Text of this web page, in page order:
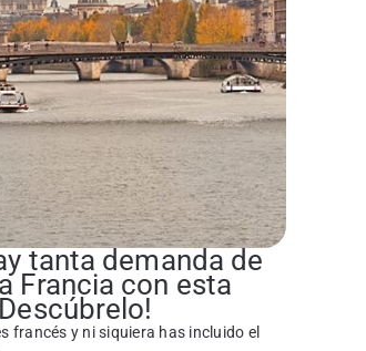
tanta demanda de
Francia con esta
francés y ni siquiera has incluido el